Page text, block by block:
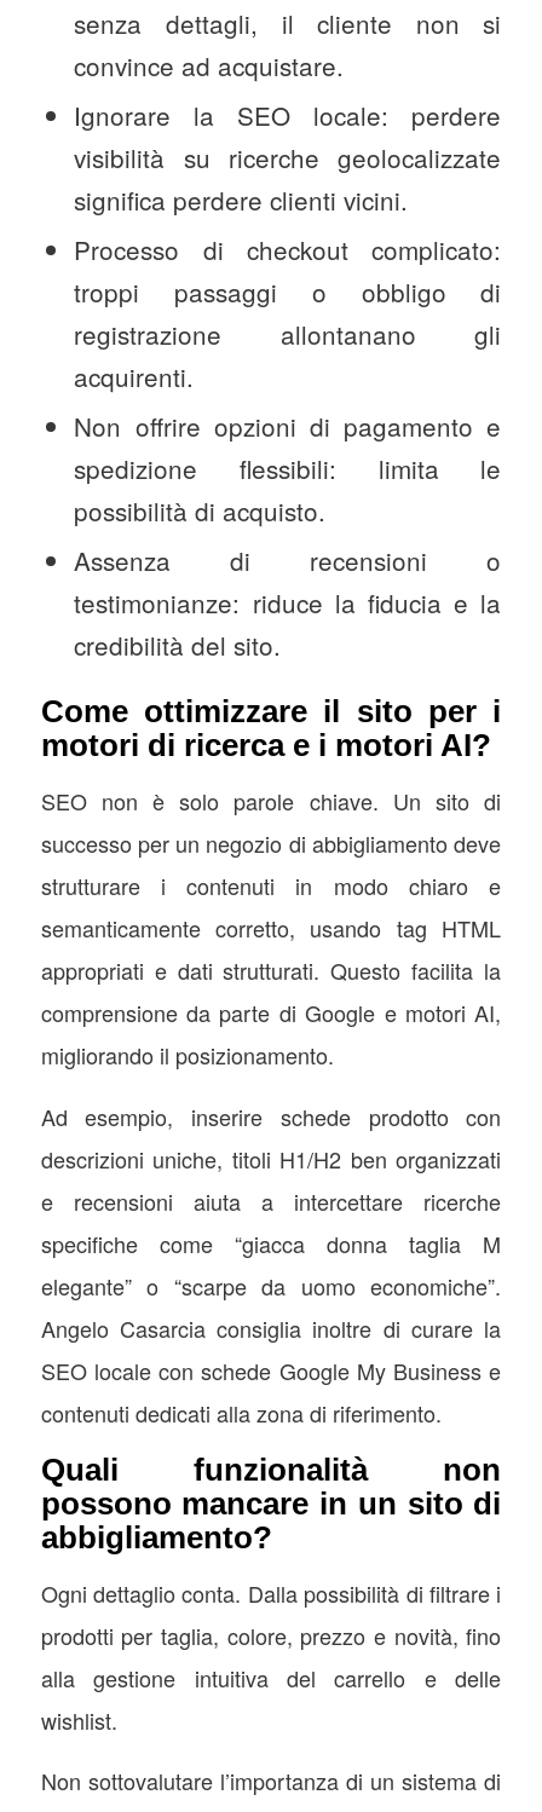
senza dettagli, il cliente non si
convince ad acquistare.
Ignorare la SEO locale: perdere
visibilità su ricerche geolocalizzate
significa perdere clienti vicini.
Processo di checkout complicato:
troppi passaggi o obbligo di
registrazione allontanano gli
acquirenti.
Non offrire opzioni di pagamento e
spedizione flessibili: limita le
possibilità di acquisto.
Assenza di recensioni o
testimonianze: riduce la fiducia e la
credibilità del sito.
Come ottimizzare il sito per i
motori di ricerca e i motori AI?
SEO non è solo parole chiave. Un sito di
successo per un negozio di abbigliamento deve
strutturare i contenuti in modo chiaro e
semanticamente corretto, usando tag HTML
appropriati e dati strutturati. Questo facilita la
comprensione da parte di Google e motori AI,
migliorando il posizionamento.
Ad esempio, inserire schede prodotto con
descrizioni uniche, titoli H1/H2 ben organizzati
e recensioni aiuta a intercettare ricerche
specifiche come “giacca donna taglia M
elegante” o “scarpe da uomo economiche”.
Angelo Casarcia consiglia inoltre di curare la
SEO locale con schede Google My Business e
contenuti dedicati alla zona di riferimento.
Quali funzionalità non
possono mancare in un sito di
abbigliamento?
Ogni dettaglio conta. Dalla possibilità di filtrare i
prodotti per taglia, colore, prezzo e novità, fino
alla gestione intuitiva del carrello e delle
wishlist.
Non sottovalutare l’importanza di un sistema di